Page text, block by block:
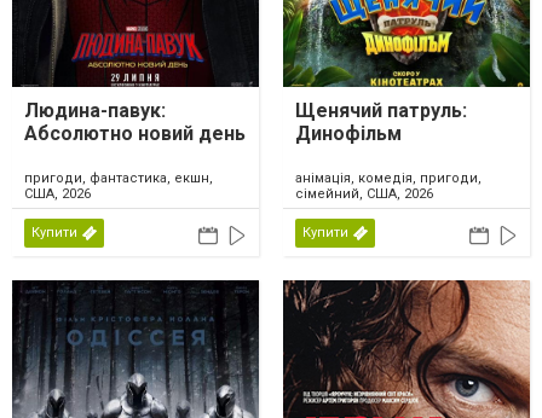
Людина-павук:
Абсолютно новий день
пригоди, фантастика, екшн,
США, 2026
Купити
Щенячий патруль:
Динофільм
анімація, комедія, пригоди,
сімейний, США, 2026
Купити